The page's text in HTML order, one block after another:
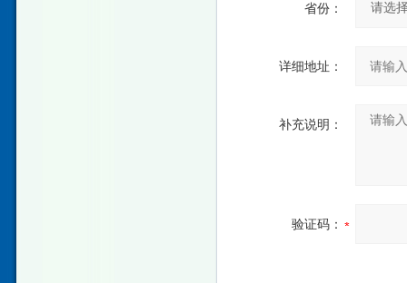
省份：
详细地址：
补充说明：
验证码：